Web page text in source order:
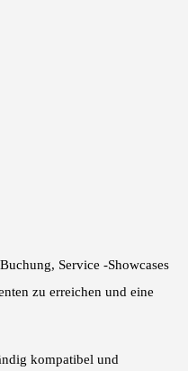
Service -Showcases
zu erreichen und eine
kompatibel und